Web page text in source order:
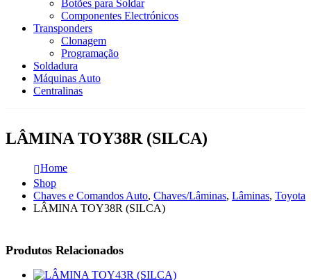
Botões para Soldar
Componentes Electrónicos
Transponders
Clonagem
Programação
Soldadura
Máquinas Auto
Centralinas
LÂMINA TOY38R (SILCA)
Home
Shop
Chaves e Comandos Auto, Chaves/Lâminas, Lâminas, Toyota
LÂMINA TOY38R (SILCA)
Produtos Relacionados